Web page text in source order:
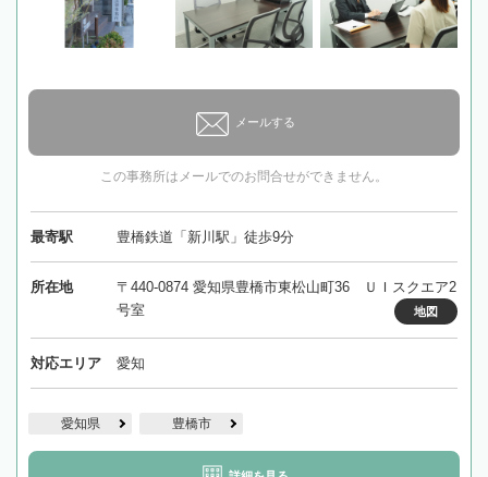
メールする
この事務所はメールでのお問合せができません。
最寄駅 豊橋鉄道「新川駅」徒歩9分
所在地
〒440-0874 愛知県豊橋市東松山町36 ＵＩスクエア2
号室
地図
対応エリア 愛知
愛知県 豊橋市